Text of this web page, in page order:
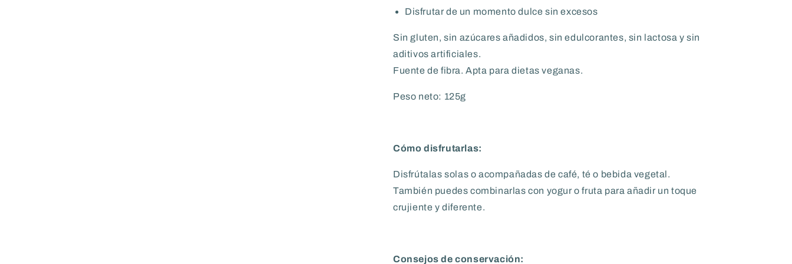
Disfrutar de un momento dulce sin excesos
Sin gluten, sin azúcares añadidos, sin edulcorantes, sin lactosa y sin
aditivos artificiales.
Fuente de fibra. Apta para dietas veganas.
Peso neto: 125g
Cómo disfrutarlas:
Disfrútalas solas o acompañadas de café, té o bebida vegetal.
También puedes combinarlas con yogur o fruta para añadir un toque
crujiente y diferente.
Consejos de conservación: